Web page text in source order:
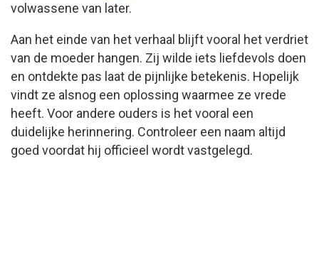
volwassene van later.
Aan het einde van het verhaal blijft vooral het verdriet
van de moeder hangen. Zij wilde iets liefdevols doen
en ontdekte pas laat de pijnlijke betekenis. Hopelijk
vindt ze alsnog een oplossing waarmee ze vrede
heeft. Voor andere ouders is het vooral een
duidelijke herinnering. Controleer een naam altijd
goed voordat hij officieel wordt vastgelegd.